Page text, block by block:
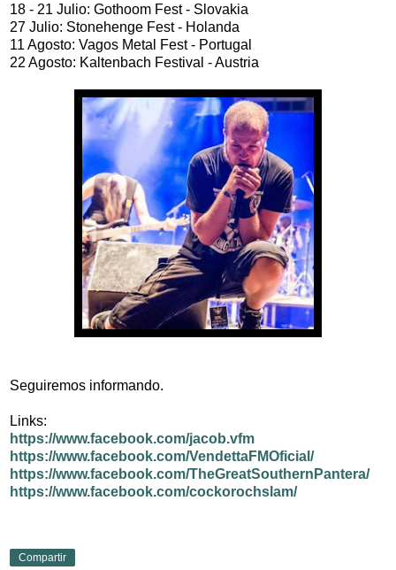
18 - 21 Julio: Gothoom Fest - Slovakia
27 Julio: Stonehenge Fest - Holanda
11 Agosto: Vagos Metal Fest - Portugal
22 Agosto: Kaltenbach Festival - Austria
Seguiremos informando.
Links:
https://www.facebook.com/jacob.vfm
https://www.facebook.com/VendettaFMOficial/
https://www.facebook.com/TheGreatSouthernPantera/
https://www.facebook.com/cockorochslam/
Compartir